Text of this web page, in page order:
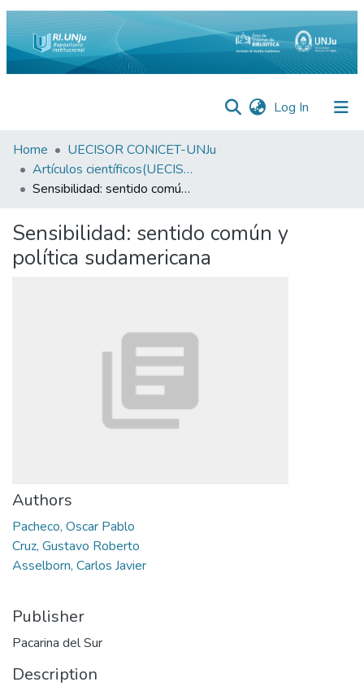
Log In (current)
Inicio
Institucional
Frecuentes
Estadísticas
Home
UECISOR CONICET-UNJu
Artículos científicos(UECISOR)
Sensibilidad: sentido común y política sudamericana
Sensibilidad: sentido común y
política sudamericana
Authors
Pacheco, Oscar Pablo
Cruz, Gustavo Roberto
Asselborn, Carlos Javier
Publisher
Pacarina del Sur
Description